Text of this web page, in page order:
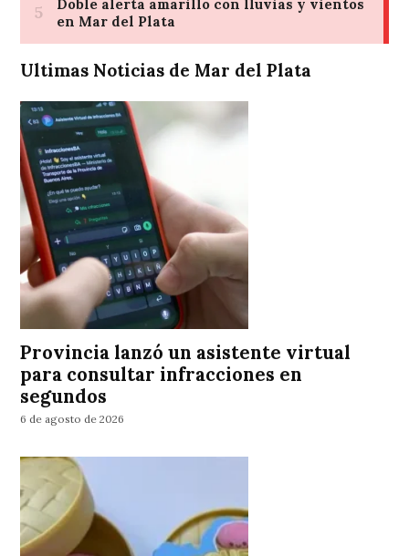
Ultimas Noticias de Mar del Plata
Provincia lanzó un asistente virtual
para consultar infracciones en
segundos
6 de agosto de 2026